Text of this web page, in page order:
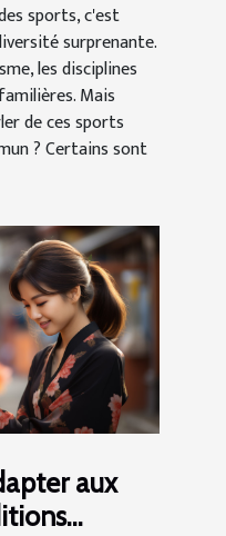
sports, c'est
surprenante.
les disciplines
Mais
de ces sports
? Certains sont
aux